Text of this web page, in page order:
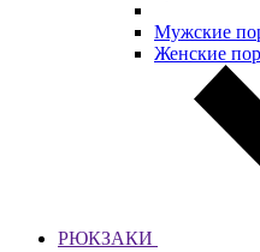
Мужские
Женские
РЮКЗАКИ